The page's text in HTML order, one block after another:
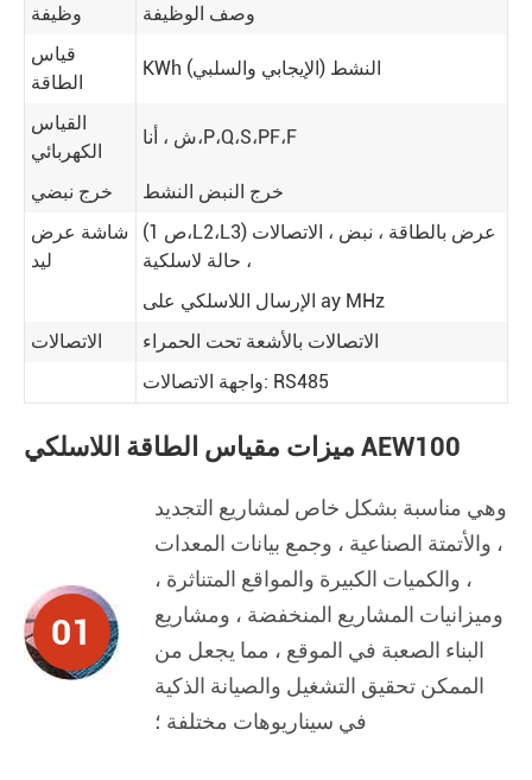
وظيفة
وصف الوظيفة
قياس
الطاقة
KWh النشط (الإيجابي والسلبي)
القياس
الكهربائي
ش ، أنا،P،Q،S،PF،F
خرج نبضي
خرج النبض النشط
شاشة عرض
ليد
(ص 1،L2،L3) عرض بالطاقة ، نبض ، الاتصالات
، حالة لاسلكية
الإرسال اللاسلكي على ay MHz
الاتصالات
الاتصالات بالأشعة تحت الحمراء
واجهة الاتصالات: RS485
ميزات مقياس الطاقة اللاسلكي AEW100
01
وهي مناسبة بشكل خاص لمشاريع التجديد
، والأتمتة الصناعية ، وجمع بيانات المعدات
، والكميات الكبيرة والمواقع المتناثرة ،
وميزانيات المشاريع المنخفضة ، ومشاريع
البناء الصعبة في الموقع ، مما يجعل من
الممكن تحقيق التشغيل والصيانة الذكية
في سيناريوهات مختلفة ؛